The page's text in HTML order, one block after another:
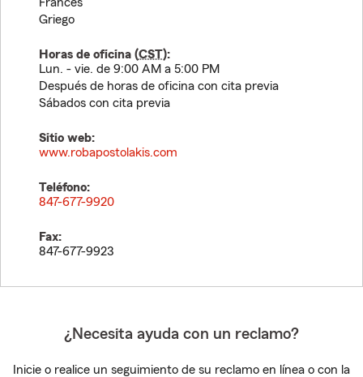
Griego
Horas de oficina (CST):
Lun. - vie. de 9:00 AM a 5:00 PM
Después de horas de oficina con cita previa
Sábados con cita previa
Sitio web:
www.robapostolakis.com
Teléfono:
847-677-9920
Fax:
847-677-9923
¿Necesita ayuda con un reclamo?
Inicie o realice un seguimiento de su reclamo en línea o con la